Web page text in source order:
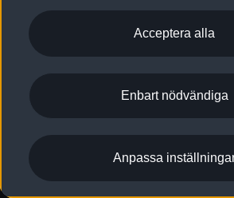
2G/3G nätet stängs ned - Hur
Nyhetsbrev
Vårt hållbarhetsarbete
Lediga tjänster huvudkontor
Lediga tjänster hos Audi Återförsäljare
Kommentar till mediauppgifter om
Anpassa inställningar för cookies
Visselblåsarkanaler
Acceptera alla
Enbart nödvändiga
Anpassa